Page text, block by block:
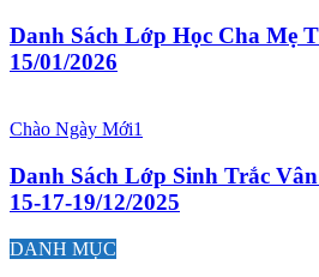
Danh Sách Lớp Học Cha Mẹ
15/01/2026
Chào Ngày Mới1
Danh Sách Lớp Sinh Trắc
15-17-19/12/2025
DANH MỤC